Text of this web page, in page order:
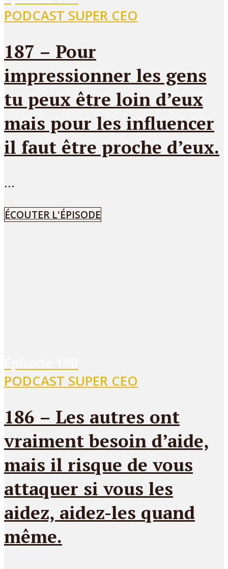
PODCAST SUPER CEO
187 – Pour
impressionner les gens
tu peux être loin d’eux
mais pour les influencer
il faut être proche d’eux.
...
ÉCOUTER L'ÉPISODE
PODCAST SUPER CEO
186 – Les autres ont
vraiment besoin d’aide,
mais il risque de vous
attaquer si vous les
aidez, aidez-les quand
même.